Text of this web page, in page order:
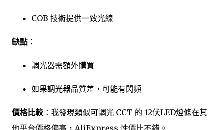
COB 技術提供一致光線
缺點 ：
調光器需額外購買
如果調光器品質差，可能有閃頻
價格比較 ：我發現類似可調光 CCT 的 12伏LED燈條在其
他平台價格偏高，AliExpress 性價比不錯。